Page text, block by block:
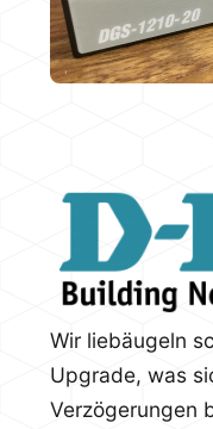
Wir liebäugeln
Upgrade, was
Verzögerungen